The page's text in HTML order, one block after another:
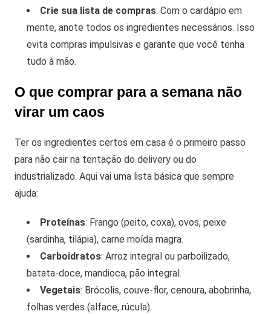
Crie sua lista de compras: Com o cardápio em
mente, anote todos os ingredientes necessários. Isso
evita compras impulsivas e garante que você tenha
tudo à mão.
O que comprar para a semana não
virar um caos
Ter os ingredientes certos em casa é o primeiro passo
para não cair na tentação do delivery ou do
industrializado. Aqui vai uma lista básica que sempre
ajuda:
Proteínas: Frango (peito, coxa), ovos, peixe
(sardinha, tilápia), carne moída magra.
Carboidratos: Arroz integral ou parboilizado,
batata-doce, mandioca, pão integral.
Vegetais: Brócolis, couve-flor, cenoura, abobrinha,
folhas verdes (alface, rúcula).